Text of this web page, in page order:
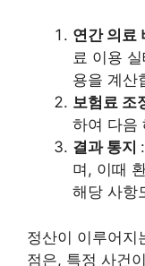
연간 의료
료 이용
용을 계산
보험료 조
하여 다음
결과 통지
며, 이때
해당 사항
정산이 이루어지
점은, 특정 사건